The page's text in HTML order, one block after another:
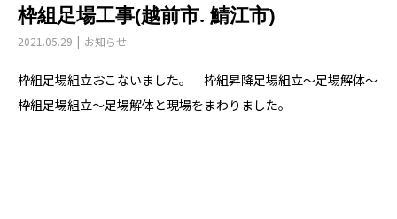
枠組足場工事(越前市. 鯖江市)
2021.05.29 お知らせ
枠組足場組立おこないました。 枠組昇降足場組立〜足場解体〜
枠組足場組立〜足場解体と現場をまわりました。